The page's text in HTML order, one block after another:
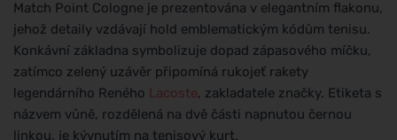
Match Point Cologne je prezentována v elegantním flakonu,
jehož detaily vzdávají hold emblematickým kódům tenisu.
Konkávní základna symbolizuje dopad zápasového míčku,
zatímco zelený uzávěr připomíná rukojeť rakety
legendárního Reného Lacoste, zakladatele značky. Etiketa s
názvem vůně, rozdělená na dvě části napnutou černou
linkou, je kývnutím na tenisový kurt.